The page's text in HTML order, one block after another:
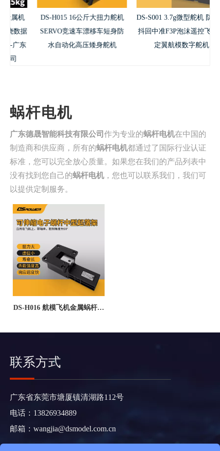
DS-H015 16公斤大扭力舵机
SERVO竞速车漂移车短身防
水自动化高压矮身舵机
DS-S001 3.7g微型舵机 防烧防
抖回中准F3P泡沫遥控飞机固
定翼航模数字舵机
蜗杆电机
广东德晟智能科技有限公司 作为专业的蜗杆电机在中国的
制造商和供应商，所有的蜗杆电机都通过了国际行业认证
标准，您可以完全放心质量。如果您在我们的产品列表中
没有找到您自己的蜗杆电机 ，您也可以联系我们，我们可
以提供定制服务。
DS-H016 航模飞机金属蜗杆断
联系方式
广东省东莞市塘厦镇清湖路112号
电话：13826934889
邮箱： wangjia@dsmodel.com.cn